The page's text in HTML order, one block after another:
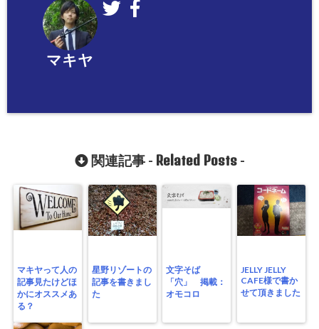
マキヤ
関連記事 - Related Posts-
マキヤって人の
記事見たけどほ
かにオススメあ
る？
星野リゾートの
記事を書きまし
た
文字そば
「穴」 掲載：
オモコロ
JELLY JELLY
CAFE様で書か
せて頂きました